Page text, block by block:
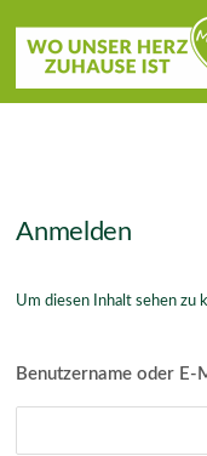
Inhalt
springen
Anmelden
Um diesen Inhalt sehen zu
Benutzername oder E-